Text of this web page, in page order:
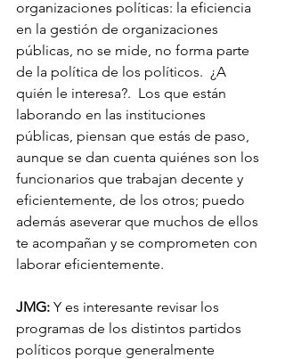
organizaciones políticas: la eficiencia
en la gestión de organizaciones
públicas, no se mide, no forma parte
de la política de los políticos.  ¿A
quién le interesa?.  Los que están
laborando en las instituciones
públicas, piensan que estás de paso,
aunque se dan cuenta quiénes son los
funcionarios que trabajan decente y
eficientemente, de los otros; puedo
además aseverar que muchos de ellos
te acompañan y se comprometen con
laborar eficientemente.
JMG: Y es interesante revisar los
programas de los distintos partidos
políticos porque generalmente